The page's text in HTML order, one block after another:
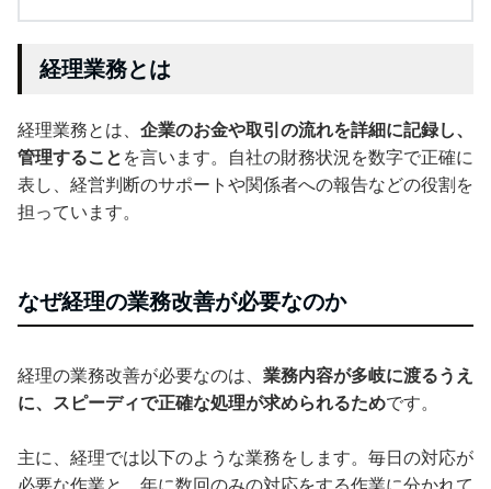
経理業務とは
経理業務とは、 企業のお金や取引の流れを詳細に記録し、
管理すること を言います。自社の財務状況を数字で正確に
表し、経営判断のサポートや関係者への報告などの役割を
担っています。
なぜ経理の業務改善が必要なのか
経理の業務改善が必要なのは、 業務内容が多岐に渡るうえ
に、スピーディで正確な処理が求められるためです。
主に、経理では以下のような業務をします。毎日の対応が
必要な作業と、年に数回のみの対応をする作業に分かれて